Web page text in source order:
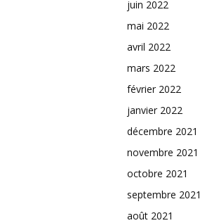
juin 2022
mai 2022
avril 2022
mars 2022
février 2022
janvier 2022
décembre 2021
novembre 2021
octobre 2021
septembre 2021
août 2021